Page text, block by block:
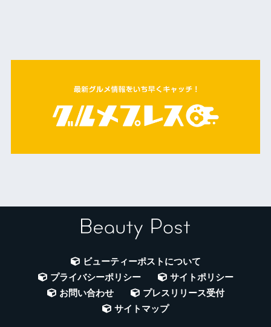
ビューティーポストについて
プライバシーポリシー
サイトポリシー
お問い合わせ
プレスリリース受付
サイトマップ